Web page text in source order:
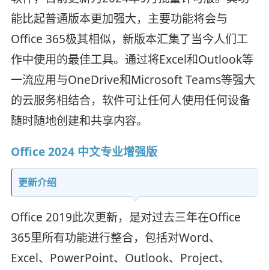
能比起普通版本更加强大，主要功能将会与
Office 365极其相似，新版本汇集了当今人们工
作中使用的最佳工具。通过将Excel和Outlook等
一流应用与OneDrive和Microsoft Teams等强大
的云服务相结合，软件可让任何人使用任何设备
随时随地创建和共享内容。
Office 2024 中文专业增强版
更新介绍
Office 2019此次更新，是对过去三年在Office
365里所有功能进行整合，包括对Word、
Excel、PowerPoint、Outlook、Project、